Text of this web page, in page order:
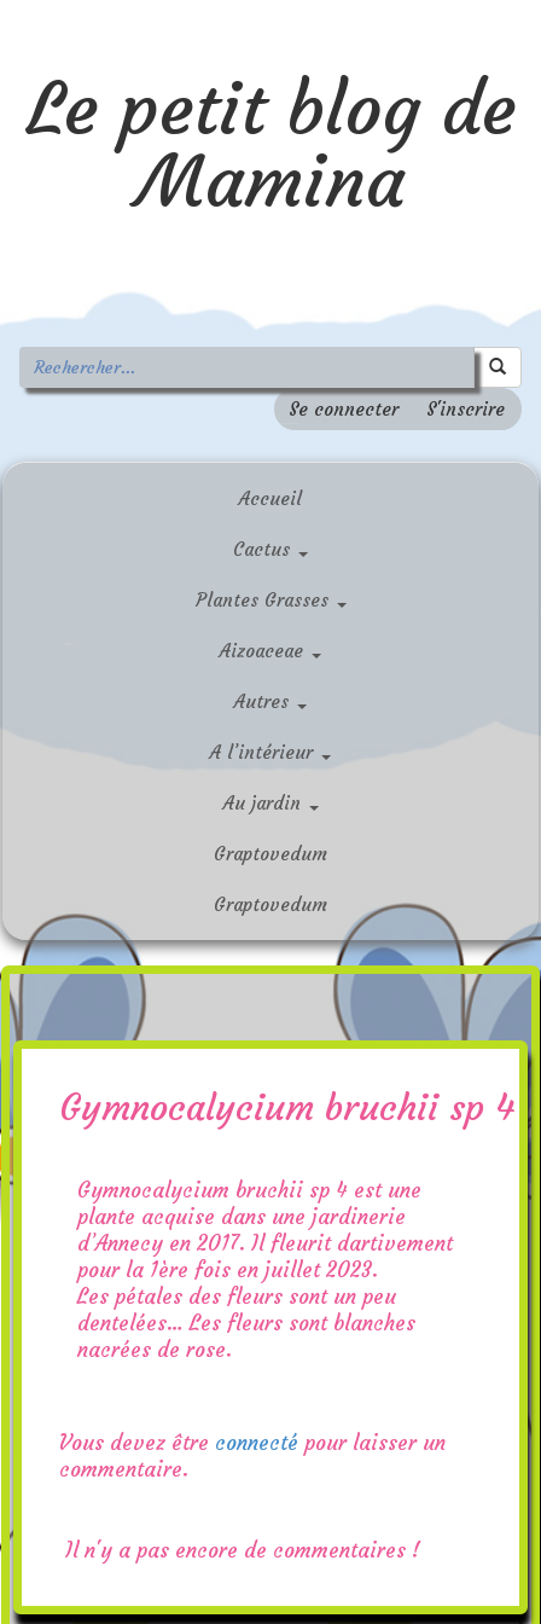
Le petit blog de
Mamina
Se connecter S'inscrire
Accueil
Cactus
Plantes Grasses
Aizoaceae
Autres
A l’intérieur
Au jardin
Graptovedum
Graptovedum
Gymnocalycium bruchii sp 4
Gymnocalycium bruchii sp 4 est une
plante acquise dans une jardinerie
d’Annecy en 2017. Il fleurit dartivement
pour la 1ère fois en juillet 2023.
Les pétales des fleurs sont un peu
dentelées… Les fleurs sont blanches
nacrées de rose.
Vous devez être connecté pour laisser un
commentaire.
Il n'y a pas encore de commentaires !